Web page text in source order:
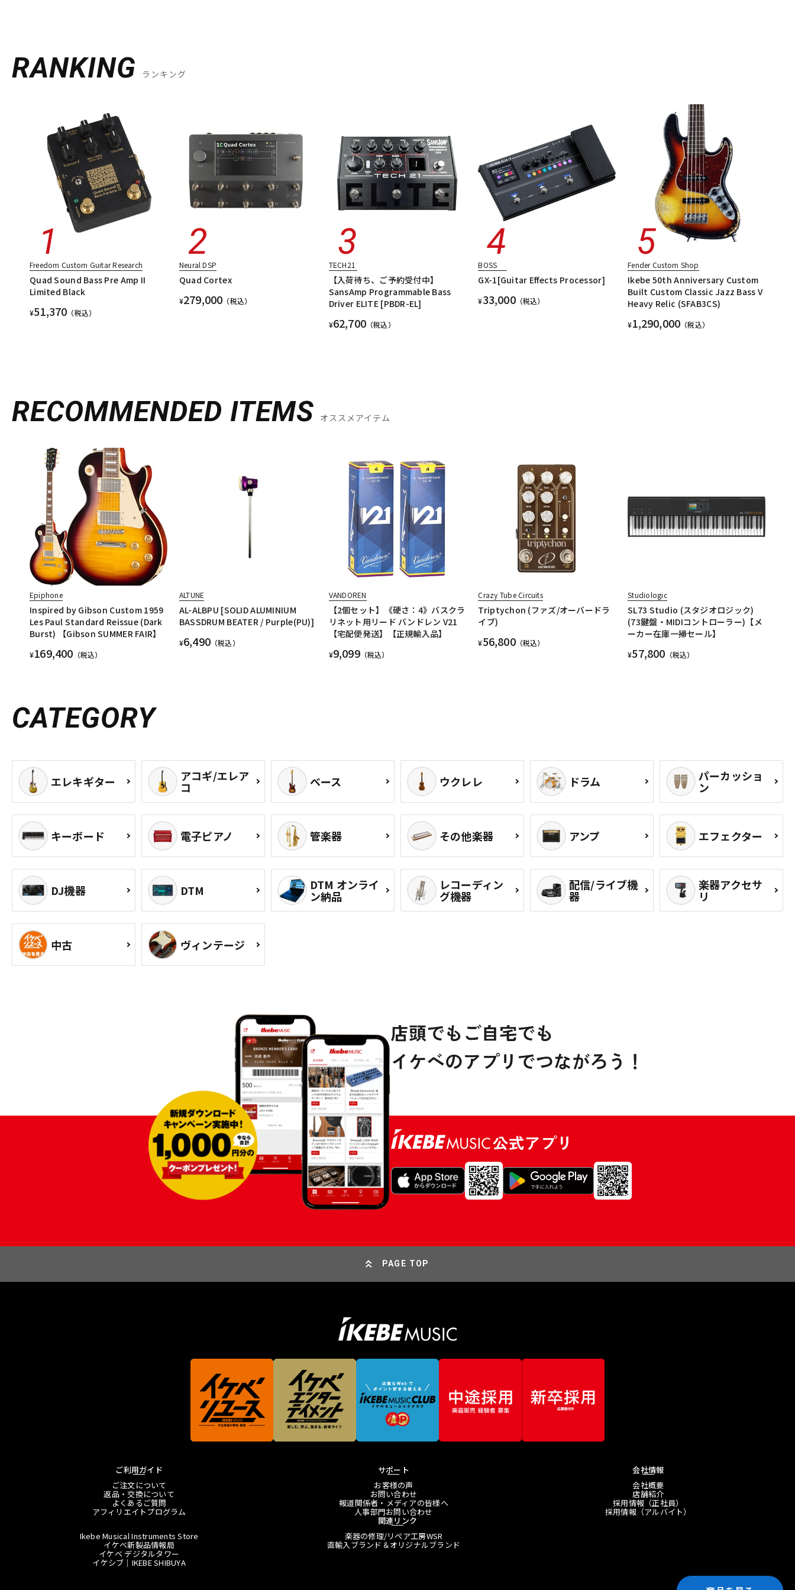
RANKING ランキング
Freedom Custom Guitar Research
Quad Sound Bass Pre Amp II
Limited Black
¥51,370 （税込）
Neural DSP
Quad Cortex
¥279,000 （税込）
TECH21
【入荷待ち、ご予約受付中】
SansAmp Programmable Bass
Driver ELITE [PBDR-EL]
¥62,700 （税込）
BOSS
GX-1[Guitar Effects Processor]
¥33,000（税込）
Fender Custom Shop
Ikebe 50th Anniversary Custom
Built Custom Classic Jazz Bass V
Heavy Relic (SFAB3CS)
¥1,290,000 （税込）
RECOMMENDED ITEMS オススメアイテム
Epiphone
Inspired by Gibson Custom 1959
Les Paul Standard Reissue (Dark
Burst) 【Gibson SUMMER FAIR】
¥169,400 （税込）
ALTUNE
AL-ALBPU [SOLID ALUMINIUM
BASSDRUM BEATER / Purple(PU)]
¥6,490 （税込）
VANDOREN
【2個セット】《硬さ：4》バスクラ
リネット用リード バンドレン V21
【宅配便発送】【正規輸入品】
¥9,099（税込）
Crazy Tube Circuits
Triptychon (ファズ/オーバードラ
イブ)
¥56,800（税込）
Studiologic
SL73 Studio (スタジオロジック)
(73鍵盤・MIDIコントローラー)【メ
ーカー在庫一掃セール】
¥57,800 （税込）
CATEGORY
エレキギター アコギ/エレア
コ ベース ウクレレ ドラム パーカッショ
ン
キーボード 電子ピアノ 管楽器 その他楽器 アンプ エフェクター
DJ機器 DTM DTM オンライ
ン納品
レコーディン
グ機器
配信/ライブ機
器
楽器アクセサ
リ
中古 ヴィンテージ
PAGE TOP
ご利用ガイド
ご注文について
返品・交換について
よくあるご質問
アフィリエイトプログラム
サポート
お客様の声
お問い合わせ
報道関係者・メディアの皆様へ
人事部門お問い合わせ
会社情報
会社概要
店舗紹介
採用情報（正社員）
採用情報（アルバイト）
関連リンク
Ikebe Musical Instruments Store
イケベ新製品情報局
イケベ デジタルタワー
イケシブ｜IKEBE SHIBUYA
楽器の修理/リペア工房WSR
直輸入ブランド＆オリジナルブランド